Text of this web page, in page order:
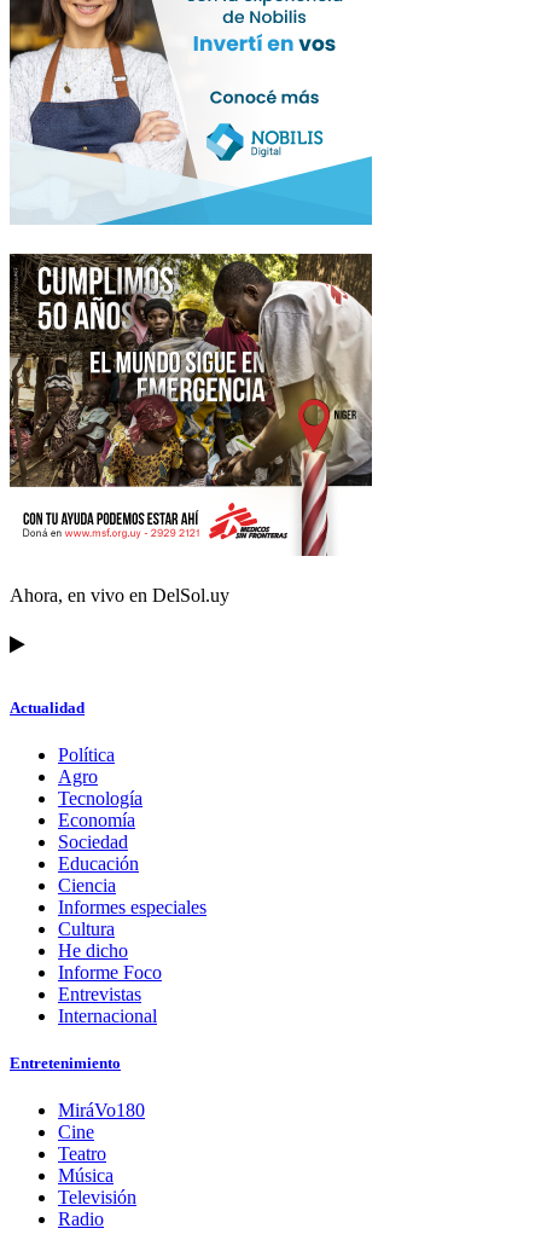
Ahora, en vivo en DelSol.uy
Actualidad
Política
Agro
Tecnología
Economía
Sociedad
Educación
Ciencia
Informes especiales
Cultura
He dicho
Informe Foco
Entrevistas
Internacional
Entretenimiento
MiráVo180
Cine
Teatro
Música
Televisión
Radio